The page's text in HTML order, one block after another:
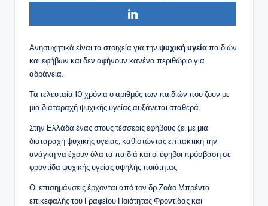
Ανησυχητικά είναι τα στοιχεία για την ψυχική υγείαπαιδιών
και εφήβων και δεν αφήνουν κανένα περιθώριο για
αδράνεια.
Τα τελευταία 10 χρόνια ο αριθμός των παιδιών που ζουν με
μια διαταραχή ψυχικής υγείας αυξάνεται σταθερά.
Στην Ελλάδα ένας στους τέσσερις εφήβους ζει με μια
διαταραχή ψυχικής υγείας, καθιστώντας επιτακτική την
ανάγκη να έχουν όλα τα παιδιά και οι έφηβοι πρόσβαση σε
φροντίδα ψυχικής υγείας υψηλής ποιότητας.
Οι επισημάνσεις έρχονται από τον δρ Ζοάο Μπρέντα
επικεφαλής του Γραφείου Ποιότητας Φροντίδας και